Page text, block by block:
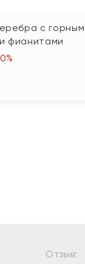
с горным
фианитами
Отзыв: